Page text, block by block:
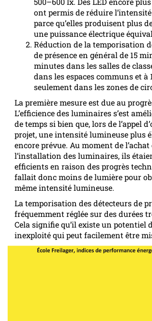
ont permis de réduire
parce qu’elles produisent plus
une puissance électrique
Réduction de la temporisation
de présence en général de 15
minutes dans les salles de
dans les espaces communs et à
seulement dans les zones de
La première mesure est due au
L’efficience des luminaires s’est
de temps si bien que, lors de l’appel
projet, une intensité lumineuse plus
encore prévue. Au moment de l’achat
l’installation des luminaires, ils
efficients en raison des progrès
fallait donc moins de lumière pour
même intensité lumineuse.
La temporisation des détecteurs de
fréquemment réglée sur des durées
Cela signifie qu’il existe un potentiel
inexploité qui peut facilement être